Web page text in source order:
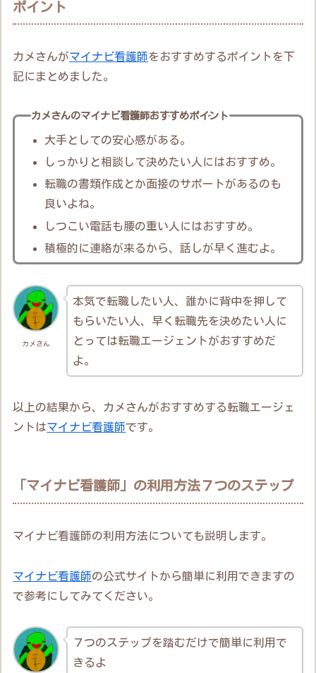
ポイント
カメさんがマイナビ看護師をおすすめするポイントを下
記にまとめました。
カメさんのマイナビ看護師おすすめポイント
大手としての安心感がある。
しっかりと相談して決めたい人にはおすすめ。
転職の書類作成とか面接のサポートがあるのも
良いよね。
しつこい電話も腰の重い人にはおすすめ。
積極的に連絡が来るから、話しが早く進むよ。
カメさん
本気で転職したい人、誰かに背中を押して
もらいたい人、早く転職先を決めたい人に
とっては転職エージェントがおすすめだ
よ。
以上の結果から、カメさんがおすすめする転職エージェ
ントはマイナビ看護師です。
「マイナビ看護師」の利用方法７つのステップ
マイナビ看護師の利用方法についても説明します。
マイナビ看護師の公式サイトから簡単に利用できますの
で参考にしてみてください。
７つのステップを踏むだけで簡単に利用で
きるよ